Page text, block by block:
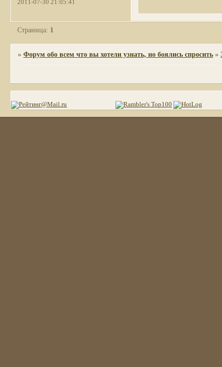
2011-07-30 21:05:41
Страница: 1
»Форум обо всем что вы хотели узнать, но боялись спросить »